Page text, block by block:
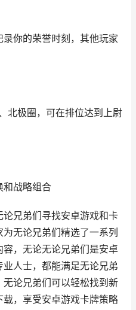
你的荣誉时刻，其他玩家
北极圈，可在排位达到上尉
和战略组合
兄弟们寻找安卓游戏和卡
无论兄弟们精选了一系列
，无论无论兄弟们是安卓
人士，都能满足无论兄弟
论兄弟们可以轻松找到新
，享受安卓游戏卡牌策略